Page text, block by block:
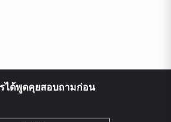
ได้พูดคุยสอบถามก่อน